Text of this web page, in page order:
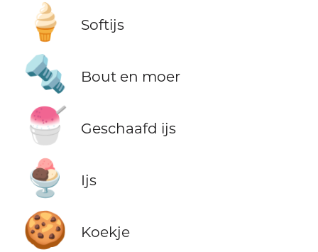
🍦 Softijs
🔩 Bout en moer
🍧 Geschaafd ijs
🍨 Ijs
🍪 Koekje